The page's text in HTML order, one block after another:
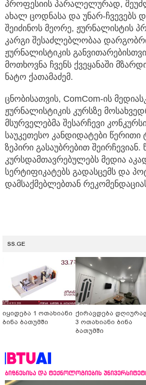
პროფესიის პარალელურად,
ახალ ცოდნასა და უნარ-ჩვევებს
შეიძინოს მეორე, ჟურნალისტის
კარგი შესაძლებლობაა
ჟურნალისტიკის
მოთხოვნა ჩვენს ქვეყანაში
ნატო ქათამაძემ.
ცნობისათვის, ComCom-ის
ჟურნალისტიკის კურსზე
მსურველებმა შესარჩევი
საუკეთესო კანდიდატები წერითი
ზეპირი გასაუბრებით
კურსდამთავრებულებს მედია
სერტიფიკატებს გადასცემს და
დამსაქმებლებთან
SS.GE
იყიდება 1 ოთახიანი
ბინა ბათუმში
ქირავდება
3 ოთახიანი ბინა
ბათუმში
ბიზნესისა და ტექნოლოგიების